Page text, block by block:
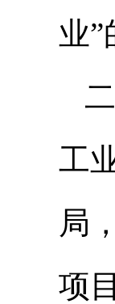
业”
工
局
项